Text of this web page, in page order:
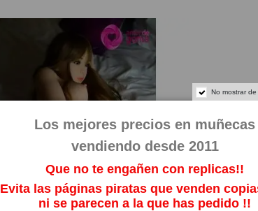
No mostrar de
Los mejores precios en muñecas
vendiendo desde 2011
Que no te engañen con replicas!!
Evita las páginas piratas que venden
ni se parecen a la que has pedido !!